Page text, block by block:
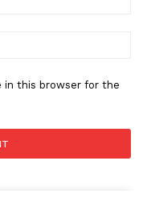
in this browser for the